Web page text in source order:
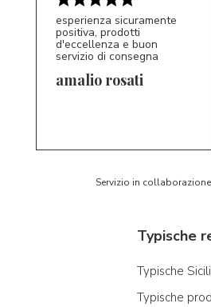
esperienza sicuramente
positiva, prodotti
d'eccellenza e buon
servizio di consegna
amalio rosati
Servizio in
Typische
Typische